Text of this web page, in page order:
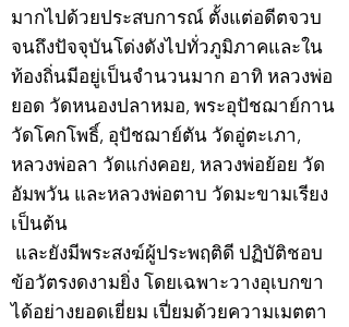
มากไปด้วยประสบการณ์ ตั้งแต่อดีตจวบ
จนถึงปัจจุบันโด่งดังไปทั่วภูมิภาคและใน
ท้องถิ่นมีอยู่เป็นจำนวนมาก อาทิ หลวงพ่อ
ยอด วัดหนองปลาหมอ, พระอุปัชฌาย์กาน
วัดโคกโพธิ์, อุปัชฌาย์ตัน วัดอู่ตะเภา,
หลวงพ่อลา วัดแก่งคอย, หลวงพ่อย้อย วัด
อัมพวัน และหลวงพ่อตาบ วัดมะขามเรียง
เป็นต้น
และยังมีพระสงฆ์ผู้ประพฤติดี ปฏิบัติชอบ
ข้อวัตรงดงามยิ่ง โดยเฉพาะวางอุเบกขา
ได้อย่างยอดเยี่ยม เปี่ยมด้วยความเมตตา